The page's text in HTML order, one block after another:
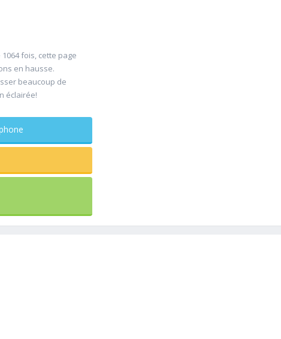
fois, cette page
en hausse.
beaucoup de
éclairée!